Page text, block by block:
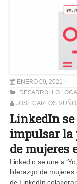
ENERO 09, 2021
DESARROLLO
JOSE CARLOS
LinkedIn se
impulsar la
de mujeres
LinkedIn se une a
liderazgo de mujeres
de LinkedIn